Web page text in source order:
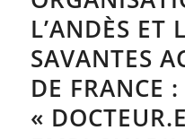
L’ANDÈS ET
SAVANTES
DE FRANCE
«